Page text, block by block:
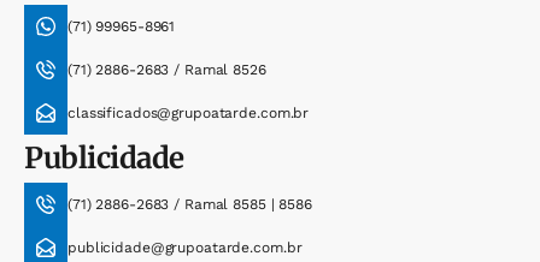
(71) 99965-8961
(71) 2886-2683 / Ramal 8526
classificados@grupoatarde.com.br
Publicidade
(71) 2886-2683 / Ramal 8585 | 8586
publicidade@grupoatarde.com.br